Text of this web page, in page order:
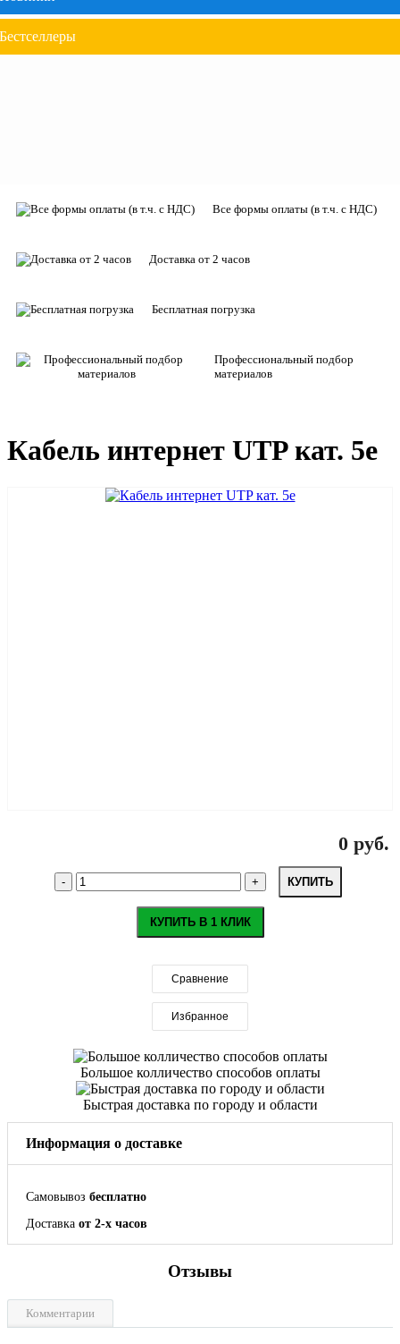
Бестселлеры
Все формы оплаты (в т.ч. с НДС)
Доставка от 2 часов
Бесплатная погрузка
Профессиональный подбор
материалов
Кабель интернет UTP кат. 5е
0 руб.
КУПИТЬ
КУПИТЬ В 1 КЛИК
Сравнение
Избранное
Большое колличество способов оплаты
Быстрая доставка по городу и области
Информация о доставке
Самовывоз бесплатно
Доставка от 2-х часов
Отзывы
Комментарии